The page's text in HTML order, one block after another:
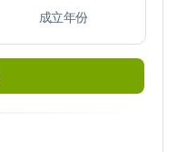
成立年份